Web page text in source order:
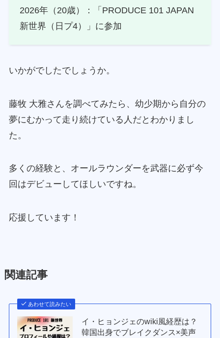
2026年（20歳）：「PRODUCE 101 JAPAN
新世界（日プ4）」に参加
いかがでしたでしょうか。
藤牧 大雅さんを調べてみたら、幼少期から自分の
夢にむかって走り続けている人だとわかりまし
た。
多くの経験と、オールラウンダーを武器に必ず今
回はデビューしてほしいですね。
応援しています！
関連記事
あわせて読みたい
イ・ヒョンジェのwiki風経歴は？
韓国出身でブレイクダンス×美声